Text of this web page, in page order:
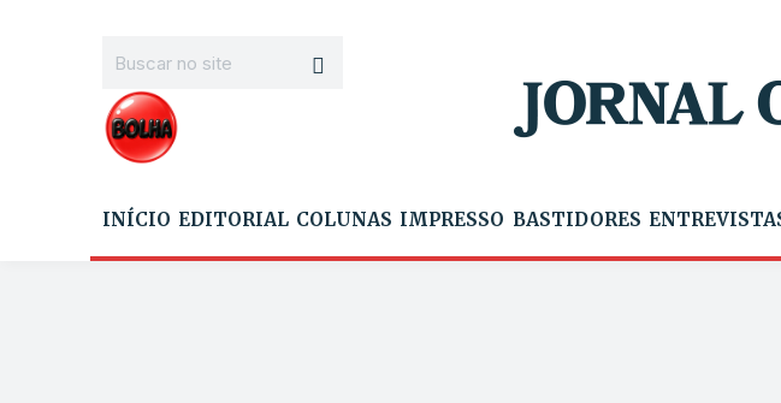
INÍCIO EDITORIAL COLUNAS IMPRESSO BASTIDORES